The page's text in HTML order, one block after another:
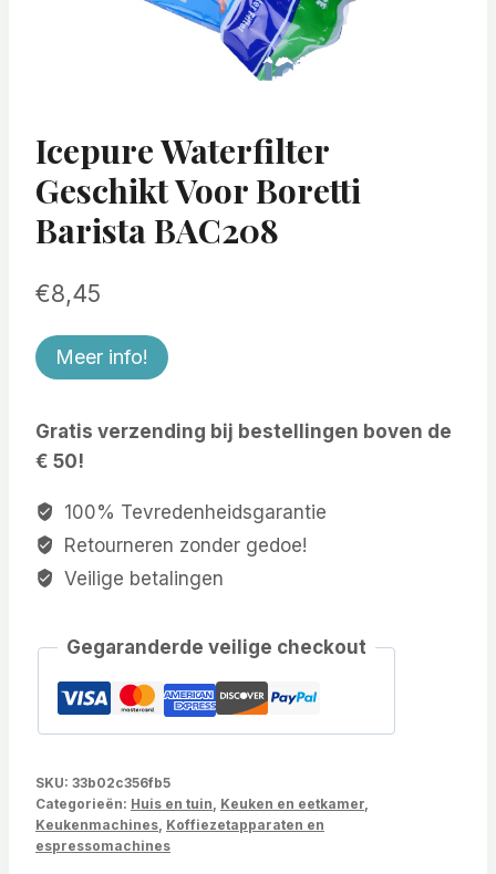
Icepure Waterfilter
Geschikt Voor Boretti
Barista BAC208
€8,45
Meer info!
Gratis verzending bij bestellingen boven de
€ 50!
100% Tevredenheidsgarantie
Retourneren zonder gedoe!
Veilige betalingen
Gegaranderde veilige checkout
SKU: 33b02c356fb5
Categorieën: Huis en tuin Keuken en eetkamer
Keukenmachines Koffiezetapparaten en
espressomachines